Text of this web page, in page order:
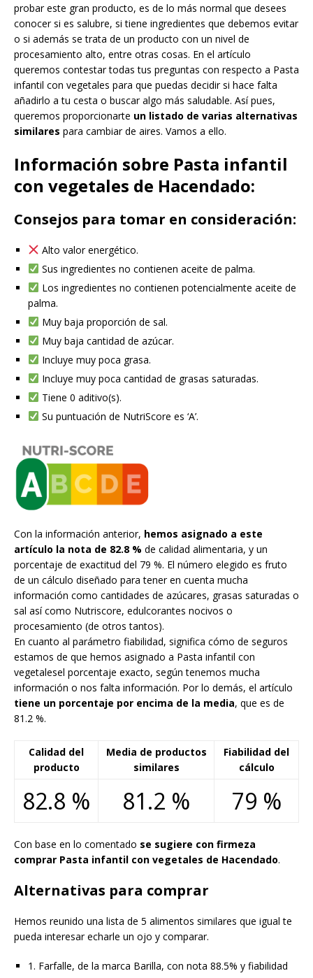
probar este gran producto, es de lo más normal que desees
conocer si es salubre, si tiene ingredientes que debemos evitar
o si además se trata de un producto con un nivel de
procesamiento alto, entre otras cosas. En el artículo
queremos contestar todas tus preguntas con respecto a Pasta
infantil con vegetales para que puedas decidir si hace falta
añadirlo a tu cesta o buscar algo más saludable. Así pues,
queremos proporcionarte un listado de varias alternativas
similares para cambiar de aires. Vamos a ello.
Información sobre Pasta infantil
con vegetales de Hacendado:
Consejos para tomar en consideración:
Alto valor energético.
Sus ingredientes no contienen aceite de palma.
Los ingredientes no contienen potencialmente aceite de
palma.
Muy baja proporción de sal.
Muy baja cantidad de azúcar.
Incluye muy poca grasa.
Incluye muy poca cantidad de grasas saturadas.
Tiene 0 aditivo(s).
Su puntuación de NutriScore es ‘A’.
Con la información anterior, hemos asignado a este
artículo la nota de 82.8 % de calidad alimentaria, y un
porcentaje de exactitud del 79 %. El número elegido es fruto
de un cálculo diseñado para tener en cuenta mucha
información como cantidades de azúcares, grasas saturadas o
sal así como Nutriscore, edulcorantes nocivos o
procesamiento (de otros tantos).
En cuanto al parámetro fiabilidad, significa cómo de seguros
estamos de que hemos asignado a Pasta infantil con
vegetalesel porcentaje exacto, según tenemos mucha
información o nos falta información. Por lo demás, el artículo
tiene un porcentaje por encima de la media, que es de
81.2 %.
Calidad del
producto
Media de productos
similares
Fiabilidad del
cálculo
82.8 % 81.2 % 79 %
Con base en lo comentado se sugiere con firmeza
comprar Pasta infantil con vegetales de Hacendado.
Alternativas para comprar
Hemos reunido una lista de 5 alimentos similares que igual te
pueda interesar echarle un ojo y comparar.
1. Farfalle, de la marca Barilla, con nota 88.5% y fiabilidad